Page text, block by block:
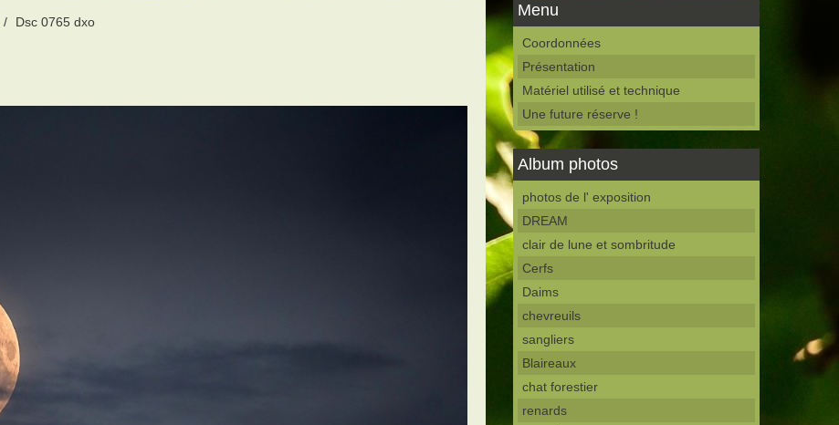
/ Dsc 0765 dxo
Menu
Coordonnées
Présentation
Matériel utilisé et technique
Une future réserve !
Album photos
photos de l' exposition
DREAM
clair de lune et sombritude
Cerfs
Daims
chevreuils
sangliers
Blaireaux
chat forestier
renards